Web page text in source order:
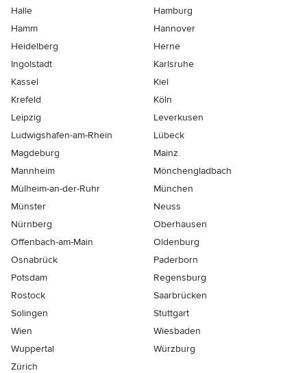
Halle
Hamburg
Hamm
Hannover
Heidelberg
Herne
Ingolstadt
Karlsruhe
Kassel
Kiel
Krefeld
Köln
Leipzig
Leverkusen
Ludwigshafen-am-Rhein
Lübeck
Magdeburg
Mainz
Mannheim
Mönchen­gladbach
Mülheim-an-der-Ruhr
München
Münster
Neuss
Nürnberg
Oberhausen
Offenbach-am-Main
Oldenburg
Osnabrück
Paderborn
Potsdam
Regensburg
Rostock
Saarbrücken
Solingen
Stuttgart
Wien
Wiesbaden
Wuppertal
Würzburg
Zürich